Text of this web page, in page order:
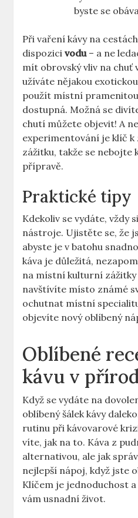
byste se
Při vaření kávy na
dispozicivodu– a ne
mít obrovský vliv na chuť
užíváte nějakou
použít místní
dostupná. Možná se
chutí můžete objevit! A
experimentování je klíč k
zážitku, takže se
přípravě.
Praktické tipy
Kdekoliv se vydáte, vždy
nástroje. Ujistěte se, že
abyste je v batohu
káva je důležitá,
na místní kulturní zážitky
navštívíte místo známé
ochutnat místní
objevíte nový oblíbený
Oblíbené
kávu v
Když se vydáte na
oblíbený šálek kávy
rutinu při kávovarové
víte, jak na to. Káva z
alternativou, ale jak
nejlepší nápoj, když jste
Klíčem je jednoduchost
vám usnadní život.